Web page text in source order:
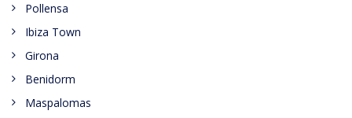
Pollensa
Ibiza Town
Girona
Benidorm
Maspalomas